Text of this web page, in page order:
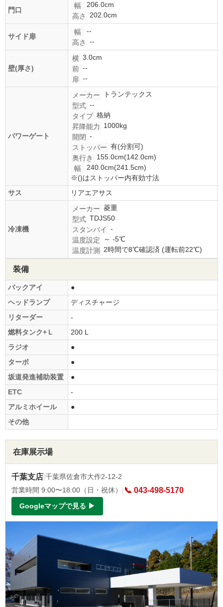
門口
幅
206.0cm
高さ
202.0cm
サイド扉
幅
--
高さ
--
壁(厚さ)
横 3.0cm
前 --
扉 --
パワーゲート
メーカー
トランテックス
型式 --
タイプ 格納
昇降能力
1000kg
開閉 -
ストッパー 有(分割可)
奥行き
155.0cm(142.0cm)
幅
240.0cm(241.5cm)
※()はストッパー内有効寸法
サス
リアエアサス
冷凍機
メーカー 菱重
型式 TDJS50
スタンバイ -
温度設定
～ -5℃
温度計測
2時間で8℃確認済 (運転前22℃)
装備
バックアイ
●
ヘッドランプ
ディスチャージ
リターダー
-
燃料タンク+Ｌ
200 L
ラジオ
●
ターボ
●
坂道発進補助装置
●
ETC
-
アルミホイール
●
その他
在庫展示場
千葉支店|千葉県佐倉市大作2-12-2
営業時間 9:00〜18:00（日・祝休） | 📞 043-498-5170
Googleマップで見る ▶